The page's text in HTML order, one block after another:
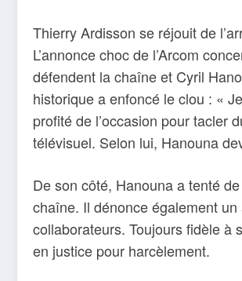
Thierry Ardisson se réjouit de
L’annonce choc de l’Arcom
défendent la chaîne et Cyril
historique a enfoncé le clou : «
profité de l’occasion pour tacler
télévisuel. Selon lui, Hanouna
De son côté, Hanouna a tenté
chaîne. Il dénonce également
collaborateurs. Toujours fidèle à
en justice pour harcèlement.